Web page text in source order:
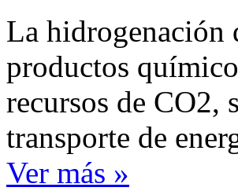
La hidrogenación
productos
recursos de CO2,
transporte de
Ver más »